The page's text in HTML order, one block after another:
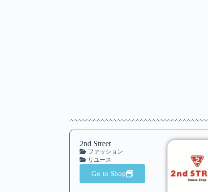
2nd Street
ファッション
リユース
Go to Shop